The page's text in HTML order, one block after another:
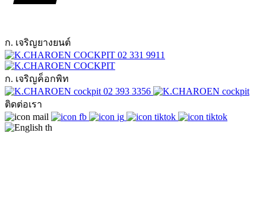
ก. เจริญยางยนต์
02 331 9911
ก. เจริญค็อกพิท
02 393 3356
ติดต่อเรา
th